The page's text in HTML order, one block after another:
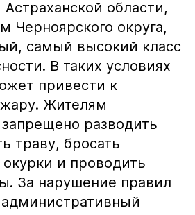
области,
Черноярского округа,
самый высокий класс
В таких условиях
привести к
Жителям
запрещено разводить
траву, бросать
и проводить
За нарушение правил